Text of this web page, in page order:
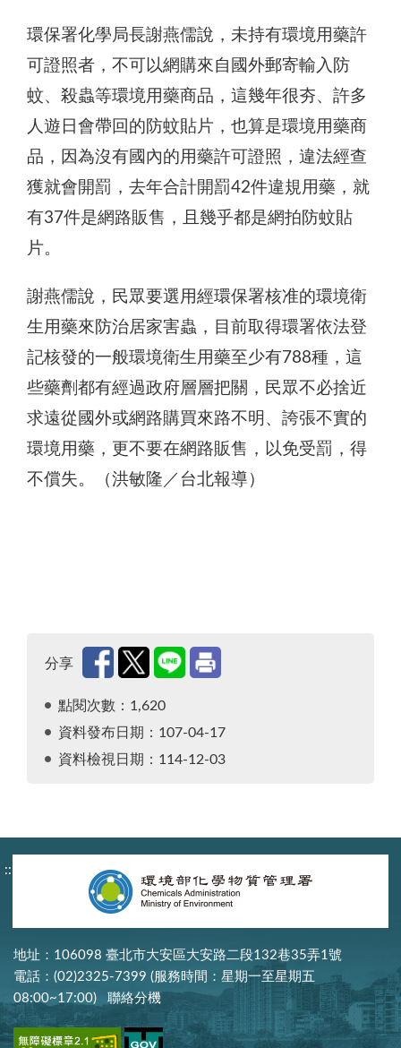
環保署化學局長謝燕儒說，未持有環境用藥許
可證照者，不可以網購來自國外郵寄輸入防
蚊、殺蟲等環境用藥商品，這幾年很夯、許多
人遊日會帶回的防蚊貼片，也算是環境用藥商
品，因為沒有國內的用藥許可證照，違法經查
獲就會開罰，去年合計開罰42件違規用藥，就
有37件是網路販售，且幾乎都是網拍防蚊貼
片。
謝燕儒說，民眾要選用經環保署核准的環境衛
生用藥來防治居家害蟲，目前取得環署依法登
記核發的一般環境衛生用藥至少有788種，這
些藥劑都有經過政府層層把關，民眾不必捨近
求遠從國外或網路購買來路不明、誇張不實的
環境用藥，更不要在網路販售，以免受罰，得
不償失。（洪敏隆／台北報導）
分享
點閱次數：1,620
資料發布日期：107-04-17
資料檢視日期：114-12-03
:::
地址：106098 臺北市大安區大安路二段132巷35弄1號
電話：(02)2325-7399 (服務時間：星期一至星期五
08:00~17:00) 聯絡分機